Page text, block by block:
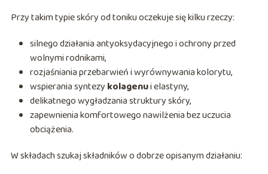
Przy takim typie skóry od toniku oczekuje się kilku rzeczy:
silnego działania antyoksydacyjnego i ochrony przed
wolnymi rodnikami,
rozjaśniania przebarwień i wyrównywania kolorytu,
wspierania syntezy kolagenui elastyny,
delikatnego wygładzania struktury skóry,
zapewnienia komfortowego nawilżenia bez uczucia
obciążenia.
W składach szukaj składników o dobrze opisanym działaniu: